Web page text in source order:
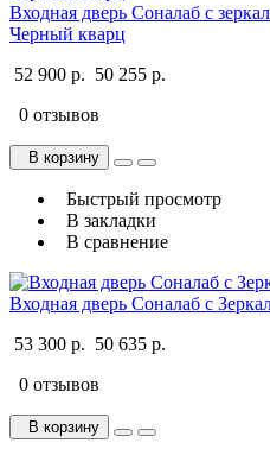
Входная дверь Соналаб с
Черный кварц
52 900 р. 50 255 р.
0 отзывов
В корзину
Быстрый просмотр
В закладки
В сравнение
Входная дверь Соналаб с
53 300 р. 50 635 р.
0 отзывов
В корзину